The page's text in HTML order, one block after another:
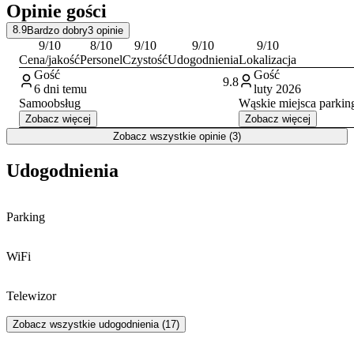
Dla zmotoryzowanych gości przygotowano
terenie posesji. Doba hotelowa rozpoczyna się o godzinie 16:00 w
dniu przyjazdu i kończy o 11:00 w dniu wyjazdu.
Opinie gości
8.9Bardzo dobry3 opinie
9/10
Cena/jakość
8/10
Personel
9/10
Czystość
9/10
Udogodnienia
9/10
Lokalizacja
Gość
6 dni temu
9.8
Samoobsług
Zobacz więcej
Gość
luty 2026
Wąskie miejsca
Zobacz więcej
Zobacz wszystkie opinie (3)
Udogodnienia
Parking
WiFi
Telewizor
Zobacz wszystkie udogodnienia (17)